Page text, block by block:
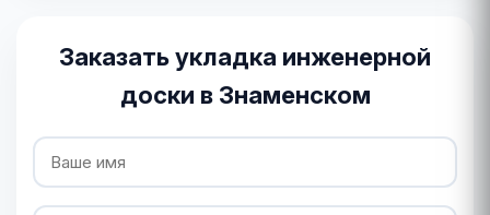
Заказать укладка инженерной
доски в Знаменском